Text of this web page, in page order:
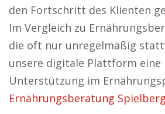
den Fortschritt des Klienten
Im Vergleich zu
die oft nur unregelmäßig
unsere digitale Plattform eine
Unterstützung im
Ernährungsberatung Spielberg